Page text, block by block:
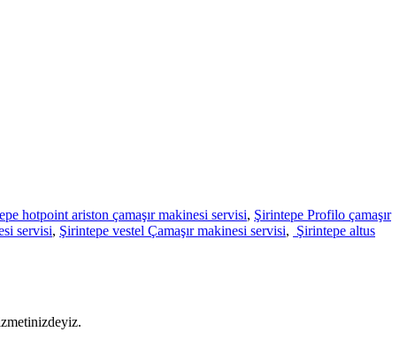
hotpoint ariston çamaşır makinesi servisi, Şirintepe Profilo çamaşır
servisi, Şirintepe vestel Çamaşır makinesi servisi, Şirintepe altus